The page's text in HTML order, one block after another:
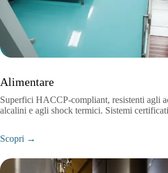
Alimentare
Superfici HACCP-compliant, resistenti agli
alcalini e agli shock termici. Sistemi
Scopri →